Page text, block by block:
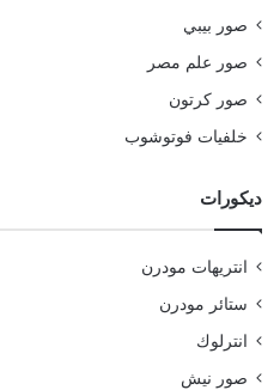
صور بيبي
صور علم مصر
صور كرتون
خلفيات فوتوشوب
ديكورات
انتريهات مودرن
ستائر مودرن
انترلوك
صور نيش